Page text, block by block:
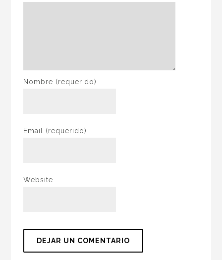
Nombre (requerido)
Email (requerido)
Website